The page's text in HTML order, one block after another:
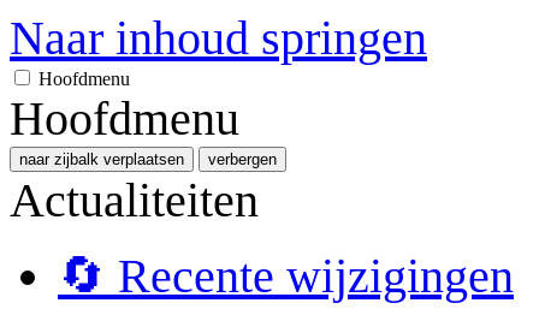
Naar inhoud springen
Hoofdmenu
Hoofdmenu
naar zijbalk verplaatsen verbergen
Actualiteiten
🔄 Recente wijzigingen